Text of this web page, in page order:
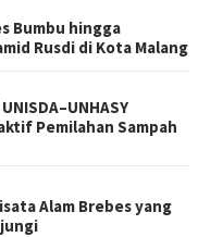
Bumbu hingga
Rusdi di Kota Malang
Pemilahan Sampah
Alam Brebes yang